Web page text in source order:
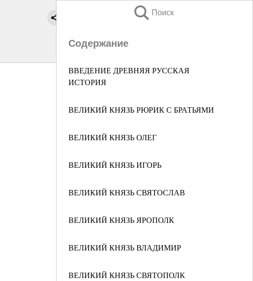
Поиск
Содержание
ВВЕДЕНИЕ ДРЕВНЯЯ РУССКАЯ
ИСТОРИЯ
ВЕЛИКИЙ КНЯЗЬ РЮРИК С БРАТЬЯМИ
ВЕЛИКИЙ КНЯЗЬ ОЛЕГ
ВЕЛИКИЙ КНЯЗЬ ИГОРЬ
ВЕЛИКИЙ КНЯЗЬ СВЯТОСЛАВ
ВЕЛИКИЙ КНЯЗЬ ЯРОПОЛК
ВЕЛИКИЙ КНЯЗЬ ВЛАДИМИР
ВЕЛИКИЙ КНЯЗЬ СВЯТОПОЛК